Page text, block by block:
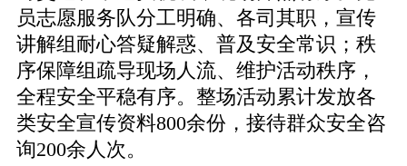
员志愿服务队分工明确、各司其职，宣传
讲解组耐心答疑解惑、普及安全常识；秩
序保障组疏导现场人流、维护活动秩序，
全程安全平稳有序。整场活动累计发放各
类安全宣传资料800余份，接待群众安全咨
询200余人次。